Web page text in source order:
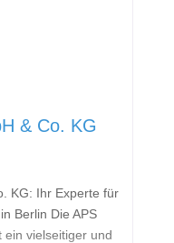
& Co. KG
KG: Ihr Experte für
Berlin Die APS
ein vielseitiger und